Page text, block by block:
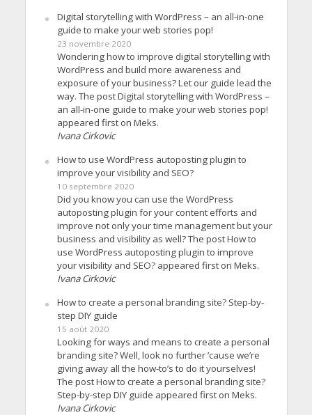
Digital storytelling with WordPress – an all-in-one
guide to make your web stories pop!
23 novembre 2020
Wondering how to improve digital storytelling with
WordPress and build more awareness and
exposure of your business? Let our guide lead the
way. The post Digital storytelling with WordPress –
an all-in-one guide to make your web stories pop!
appeared first on Meks.
Ivana Cirkovic
How to use WordPress autoposting plugin to
improve your visibility and SEO?
10 septembre 2020
Did you know you can use the WordPress
autoposting plugin for your content efforts and
improve not only your time management but your
business and visibility as well? The post How to
use WordPress autoposting plugin to improve
your visibility and SEO? appeared first on Meks.
Ivana Cirkovic
How to create a personal branding site? Step-by-
step DIY guide
15 août 2020
Looking for ways and means to create a personal
branding site? Well, look no further ’cause we’re
giving away all the how-to’s to do it yourselves!
The post How to create a personal branding site?
Step-by-step DIY guide appeared first on Meks.
Ivana Cirkovic